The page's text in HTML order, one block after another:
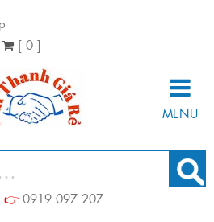
[ 0 ]
MENU
👉 0919 097 207